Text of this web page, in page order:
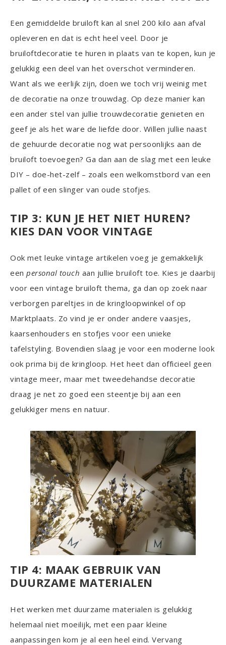
Een gemiddelde bruiloft kan al snel 200 kilo aan afval
opleveren en dat is echt heel veel. Door je
bruiloftdecoratie te huren in plaats van te kopen, kun je
gelukkig een deel van het overschot verminderen.
Want als we eerlijk zijn, doen we toch vrij weinig met
de decoratie na onze trouwdag. Op deze manier kan
een ander stel van jullie trouwdecoratie genieten en
geef je als het ware de liefde door. Willen jullie naast
de gehuurde decoratie nog wat persoonlijks aan de
bruiloft toevoegen? Ga dan aan de slag met een leuke
DIY – doe-het-zelf – zoals een welkomstbord van een
pallet of een slinger van oude stofjes.
TIP 3: KUN JE HET NIET HUREN?
KIES DAN VOOR VINTAGE
Ook met leuke vintage artikelen voeg je gemakkelijk
een personal touch aan jullie bruiloft toe. Kies je daarbij
voor een vintage bruiloft thema, ga dan op zoek naar
verborgen pareltjes in de kringloopwinkel of op
Marktplaats. Zo vind je er onder andere vaasjes,
kaarsenhouders en stofjes voor een unieke
tafelstyling. Bovendien slaag je voor een moderne look
ook prima bij de kringloop. Het heet dan officieel geen
vintage meer, maar met tweedehandse decoratie
draag je net zo goed een steentje bij aan een
gelukkiger mens en natuur.
TIP 4: MAAK GEBRUIK VAN
DUURZAME MATERIALEN
Het werken met duurzame materialen is gelukkig
helemaal niet moeilijk, met een paar kleine
aanpassingen kom je al een heel eind. Vervang